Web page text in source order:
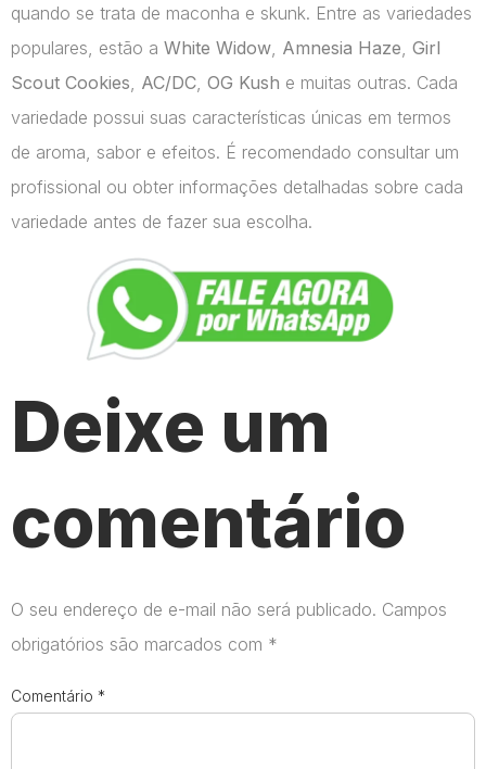
quando se trata de maconha e skunk. Entre as variedades
populares, estão a White Widow Amnesia Haze Girl
Scout Cookies AC/DC OG Kush e muitas outras. Cada
variedade possui suas características únicas em termos
de aroma, sabor e efeitos. É recomendado consultar um
profissional ou obter informações detalhadas sobre cada
variedade antes de fazer sua escolha.
Deixe um
comentário
O seu endereço de e-mail não será publicado. Campos
obrigatórios são marcados com *
Comentário *